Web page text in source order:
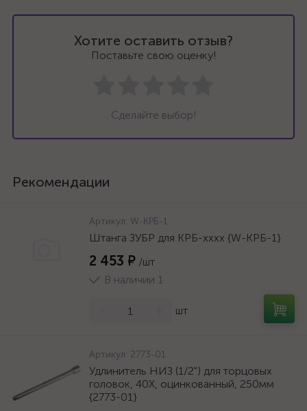
Хотите оставить отзыв?
Поставьте свою оценку!
Сделайте выбор!
Рекомендации
Артикул: W-КРБ-1
Штанга ЗУБР для КРБ-хххх {W-КРБ-1}
2 453 ₽ /шт
В наличии 1
шт
Артикул: 2773-01
Удлинитель НИЗ (1/2") для торцовых
головок, 40Х, оцинкованный, 250мм
{2773-01}